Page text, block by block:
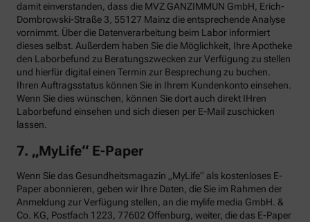
damit einverstanden, dass die MVZ GANZIMMUN GmbH, Erich-
Dombrowski-Straße 3, 55127 Mainz die entsprechende Analyse
vornimmt. Über die Datenverarbeitung beim Labor informiert
dieses selbst. Außerdem haben Sie die Möglichkeit, Ihre Apotheke
den Laborbefund zu Beratungszwecken zur Verfügung zu stellen
und hierfür digital einen Termin zur Besprechung zu buchen.
Ihren Auftragsstatus können Sie in Ihrem Kundenkonto einsehen.
Wenn Sie dies wünschen, können Sie dort auch direkt IHren
Laborbefund einsehen und sich diesen per E-Mail zuschicken
lassen.
7. „MyLife“ E-Paper
Wenn Sie das Gesundheitsmagazin „MyLife“ als kostenloses E-
Paper abonnieren, geben wir Ihre Daten, die Sie im Rahmen der
Anmeldung zur Verfügung stellen, an die mylife media GmbH. &
Co. KG, Postfach 1223, 77602 Offenburg, weiter, die das E-Paper